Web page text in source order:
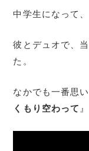
中学生になって
彼とデュオで、
た。
なかでも一番思
くもり空わって